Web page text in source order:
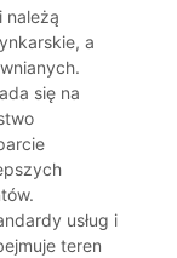
należą
a
się na
usług i
teren